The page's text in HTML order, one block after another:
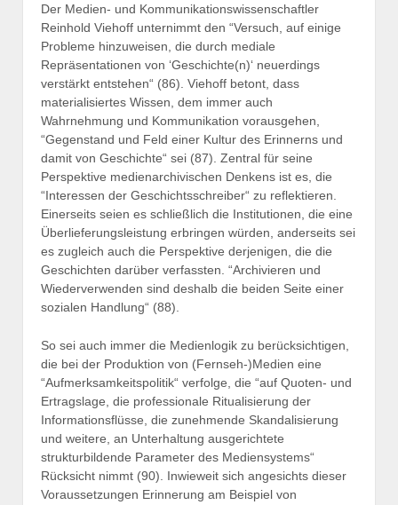
Der Medien- und Kommunikationswissenschaftler
Reinhold Viehoff unternimmt den “Versuch, auf einige
Probleme hinzuweisen, die durch mediale
Repräsentationen von ‘Geschichte(n)‘ neuerdings
verstärkt entstehen“ (86). Viehoff betont, dass
materialisiertes Wissen, dem immer auch
Wahrnehmung und Kommunikation vorausgehen,
“Gegenstand und Feld einer Kultur des Erinnerns und
damit von Geschichte“ sei (87). Zentral für seine
Perspektive medienarchivischen Denkens ist es, die
“Interessen der Geschichtsschreiber“ zu reflektieren.
Einerseits seien es schließlich die Institutionen, die eine
Überlieferungsleistung erbringen würden, anderseits sei
es zugleich auch die Perspektive derjenigen, die die
Geschichten darüber verfassten. “Archivieren und
Wiederverwenden sind deshalb die beiden Seite einer
sozialen Handlung“ (88).
So sei auch immer die Medienlogik zu berücksichtigen,
die bei der Produktion von (Fernseh-)Medien eine
“Aufmerksamkeitspolitik“ verfolge, die “auf Quoten- und
Ertragslage, die professionale Ritualisierung der
Informationsflüsse, die zunehmende Skandalisierung
und weitere, an Unterhaltung ausgerichtete
strukturbildende Parameter des Mediensystems“
Rücksicht nimmt (90). Inwieweit sich angesichts dieser
Voraussetzungen Erinnerung am Beispiel von